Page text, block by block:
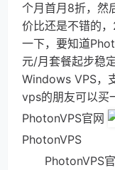
个月首月8折，然
价比还是不错的
一下，要知道
元/月套餐起步稳
Windows VPS，
vps的朋友可以买
PhotonVPS官网
PhotonVPS
PhotonVPS官